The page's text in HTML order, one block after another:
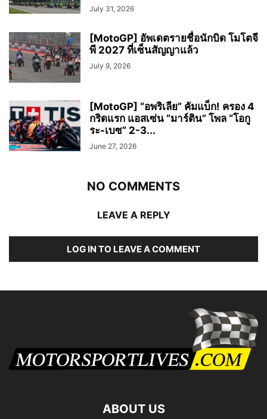
July 31, 2026
[MotoGP] อัพเดตรายชื่อนักบิด โมโตจี
พี 2027 ที่เซ็นสัญญาแล้ว
July 9, 2026
[MotoGP] “อพริเลีย” คัมแบ็ก! ครอง 4
กริดแรก แอสเซ่น “มาร์ติน” โพล “โอกู
ระ-เบซ” 2-3...
June 27, 2026
NO COMMENTS
LEAVE A REPLY
LOG IN TO LEAVE A COMMENT
ABOUT US